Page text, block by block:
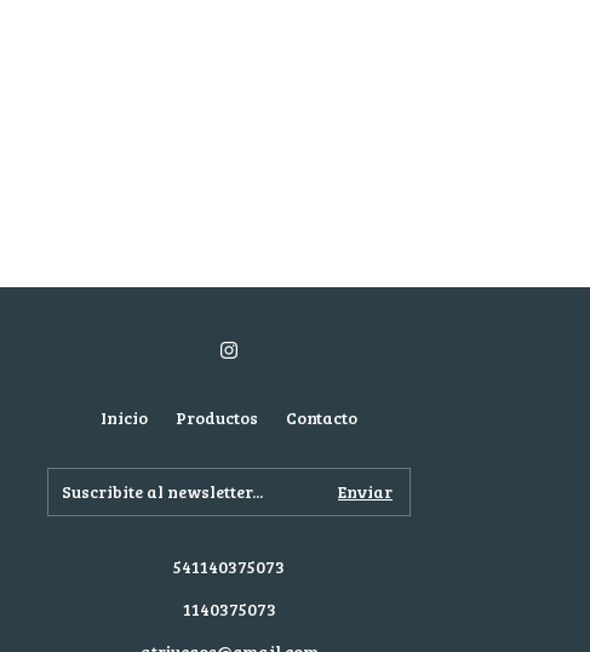
Inicio Productos Contacto
541140375073
1140375073